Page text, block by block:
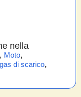
nella
, Moto,
di scarico,